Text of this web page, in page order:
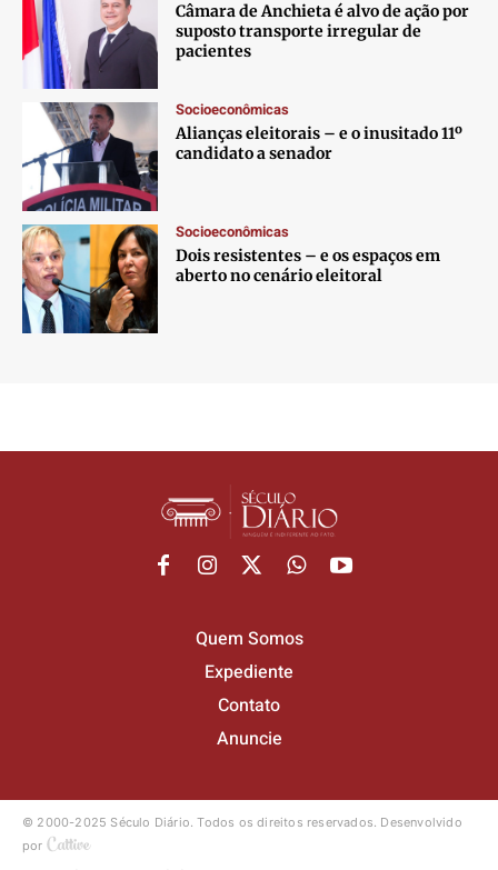
Câmara de Anchieta é alvo de ação por
suposto transporte irregular de
pacientes
Socioeconômicas
Alianças eleitorais – e o inusitado 11º
candidato a senador
Socioeconômicas
Dois resistentes – e os espaços em
aberto no cenário eleitoral
Quem Somos
Expediente
Contato
Anuncie
© 2000-2025 Século Diário.Todos os direitos reservados. Desenvolvido
por